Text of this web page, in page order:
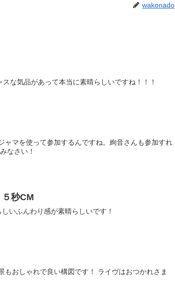
wakonado
な気品があって本当に素晴らしいですね！！！
マを使って参加するんですね。絢音さんも参加すれ
なさい！
秒CM
いふんわり感が素晴らしいです！
おしゃれで良い構図です！ ライヴはおつかれさま